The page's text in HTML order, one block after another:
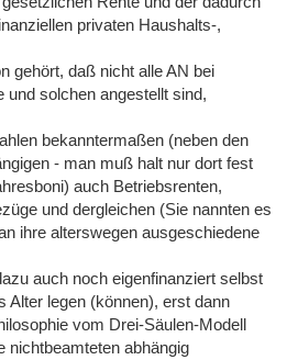
privaten Haushalts-,
gehört, daß nicht alle AN bei
solchen angestellt sind,
bekanntermaßen (neben den
- man muß halt nur dort fest
auch Betriebsrenten,
und dergleichen (Sie nannten es
ihre alterswegen ausgeschiedene
auch noch eigenfinanziert selbst
Alter legen (können), erst dann
vom Drei-Säulen-Modell
nichtbeamteten abhängig